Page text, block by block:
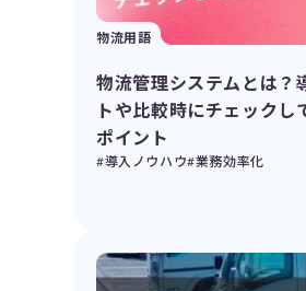
物流用語
物流管理システムとは？
トや比較時にチェックし
ポイント
#導入ノウハウ#業務効率化